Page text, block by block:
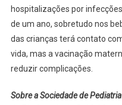
hospitalizações por
de um ano, sobretudo nos
das crianças terá contato
vida, mas a vacinação
reduzir complicações.
Sobre a Sociedade de